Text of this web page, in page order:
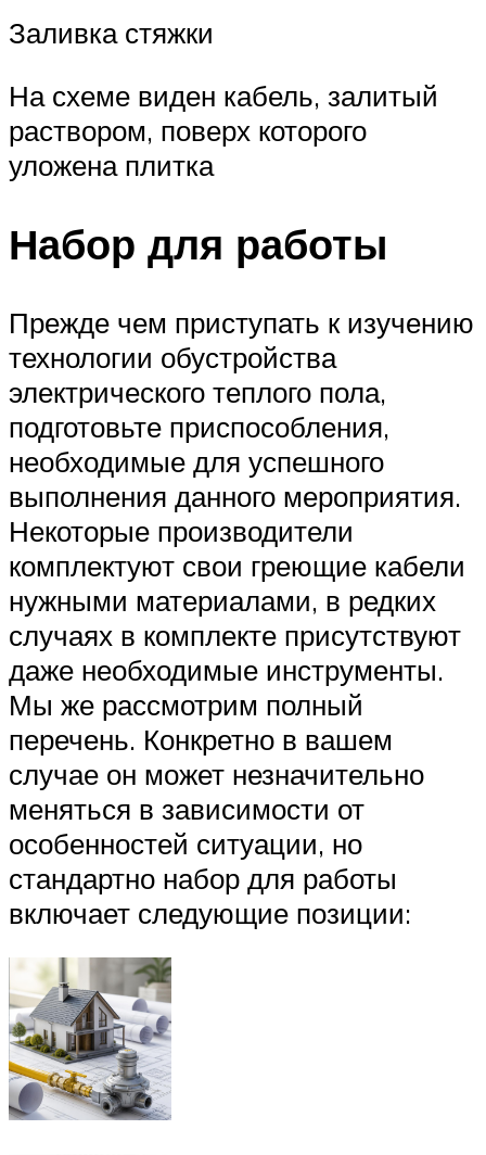
Заливка стяжки
На схеме виден кабель, залитый
раствором, поверх которого
уложена плитка
Набор для работы
Прежде чем приступать к изучению
технологии обустройства
электрического теплого пола,
подготовьте приспособления,
необходимые для успешного
выполнения данного мероприятия.
Некоторые производители
комплектуют свои греющие кабели
нужными материалами, в редких
случаях в комплекте присутствуют
даже необходимые инструменты.
Мы же рассмотрим полный
перечень. Конкретно в вашем
случае он может незначительно
меняться в зависимости от
особенностей ситуации, но
стандартно набор для работы
включает следующие позиции: